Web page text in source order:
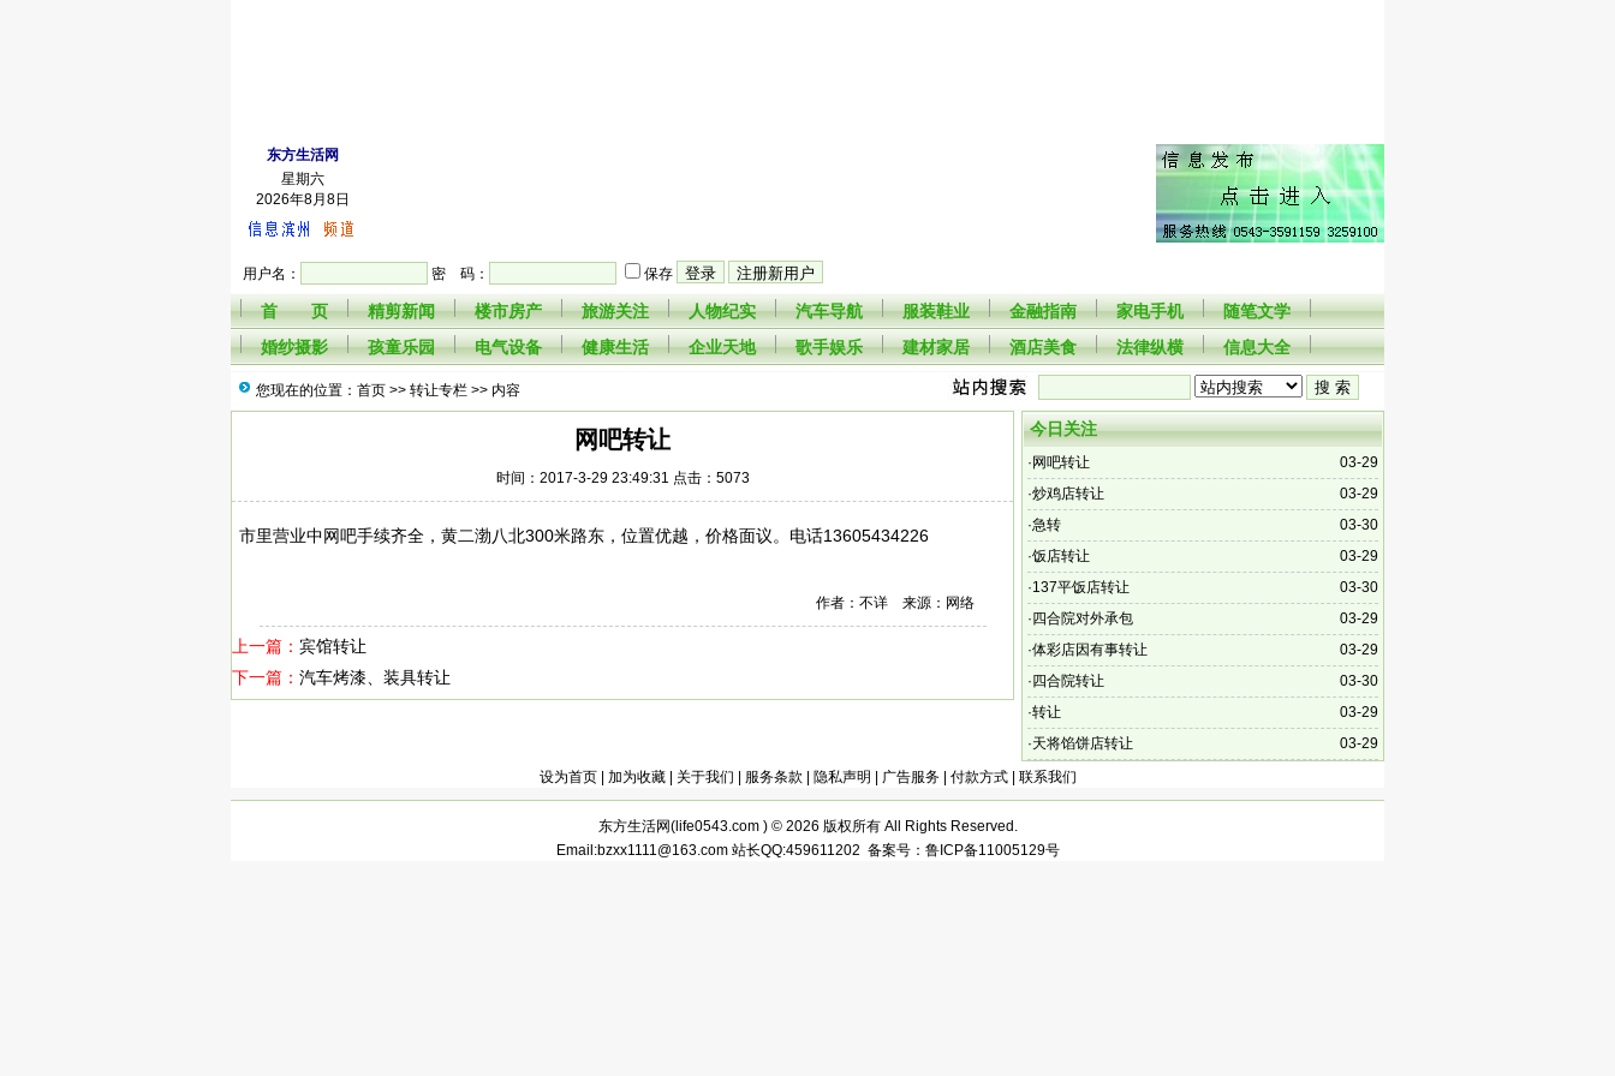
东方生活网
星期六
2026年8月8日
用户名： 密 码： 保存
首 页 精剪新闻 楼市房产 旅游关注 人物纪实 汽车导航 服装鞋业 金融指南 家电手机
随笔文学
婚纱摄影
孩童乐园 电气设备 健康生活 企业天地 歌手娱乐 建材家居 酒店美食 法律纵横 信息大全
您现在的位置：首页 >> 转让专栏 >> 内容
网吧转让
时间：2017-3-29 23:49:31 点击：5073
市里营业中网吧手续齐全，黄二渤八北300米路东，位置优越，价格面议。电话13605434226
作者：不详 来源：网络
上一篇： 宾馆转让
下一篇： 汽车烤漆、装具转让
今日关注
03-29
· 网吧转让
03-29
·炒鸡店转让
03-30
·急转
03-29
·饭店转让
03-30
·137平饭店转让
03-29
· 四合院对外承包
03-29
·体彩店因有事转让
03-30
· 四合院转让
03-29
·转让
03-29
·天将馅饼店转让
设为首页| 加为收藏| 关于我们 服务条款 隐私声明 广告服务| 付款方式| 联系我们
东方生活网(life0543.com ) © 2026 版权所有 All Rights Reserved.
Email:bzxx1111@163.com 站长QQ:459611202 备案号：鲁ICP备11005129号